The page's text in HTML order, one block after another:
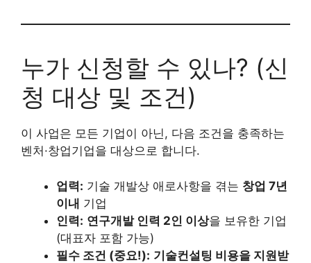
누가 신청할 수 있나? (신
청 대상 및 조건)
이 사업은 모든 기업이 아닌, 다음 조건을 충족하는
벤처·창업기업을 대상으로 합니다.
업력: 기술 개발상 애로사항을 겪는 창업 7년
이내 기업
인력: 연구개발 인력 2인 이상을 보유한 기업
(대표자 포함 가능)
필수 조건 (중요!): 기술컨설팅 비용을 지원받